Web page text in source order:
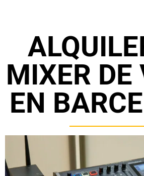
MIXER DE
EN